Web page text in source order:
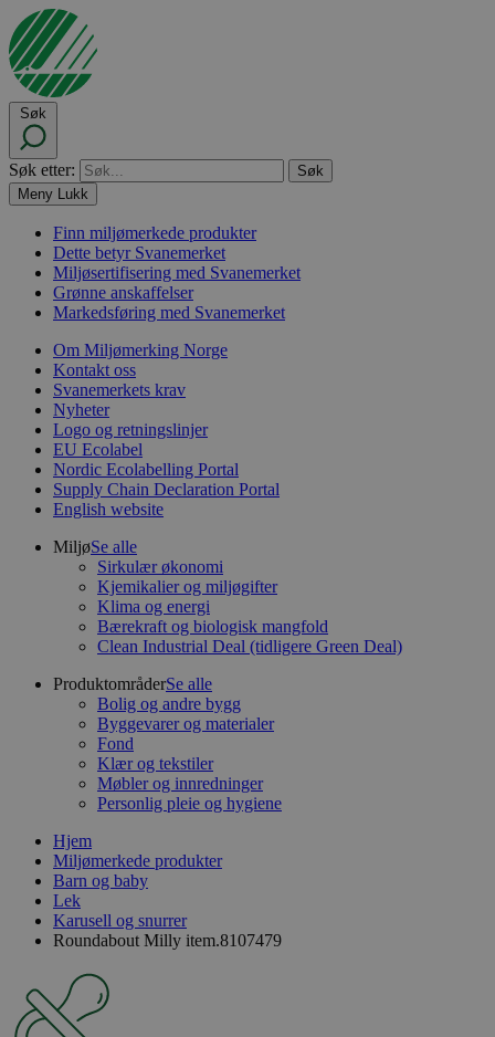
Søk
Søk etter:
Meny Lukk
Finn miljømerkede produkter
Dette betyr Svanemerket
Miljøsertifisering med Svanemerket
Grønne anskaffelser
Markedsføring med Svanemerket
Om Miljømerking Norge
Kontakt oss
Svanemerkets krav
Nyheter
Logo og retningslinjer
EU Ecolabel
Nordic Ecolabelling Portal
Supply Chain Declaration Portal
English website
MiljøSe alle
Sirkulær økonomi
Kjemikalier og miljøgifter
Klima og energi
Bærekraft og biologisk mangfold
Clean Industrial Deal (tidligere Green Deal)
ProduktområderSe alle
Bolig og andre bygg
Byggevarer og materialer
Fond
Klær og tekstiler
Møbler og innredninger
Personlig pleie og hygiene
Hjem
Miljømerkede produkter
Barn og baby
Lek
Karusell og snurrer
Roundabout Milly item.8107479